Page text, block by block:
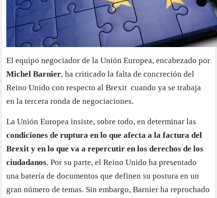
El equipo negociador de la Unión Europea, encabezado por
Michel Barnier, ha criticado la falta de concreción del
Reino Unido con respecto al Brexit cuando ya se trabaja
en la tercera ronda de negociaciones.
La Unión Europea insiste, sobre todo, en determinar las
condiciones de ruptura en lo que afecta a la factura del
Brexit y en lo que va a repercutir en los derechos de los
ciudadanos. Por su parte, el Reino Unido ha presentado
una batería de documentos que definen su postura en un
gran número de temas. Sin embargo, Barnier ha reprochado